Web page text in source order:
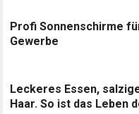
Profi Sonnenschirme
Gewerbe
Leckeres Essen,
Haar. So ist das Leben